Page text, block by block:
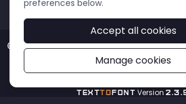
preferences below.
Accept all cookies
Manage cookies
© 2026TextToFont - Powered by
DisclaimerPrivacy Policy
TextToFont Version